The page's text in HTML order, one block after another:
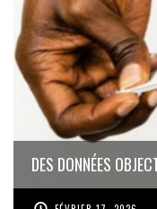
DES DONNÉES